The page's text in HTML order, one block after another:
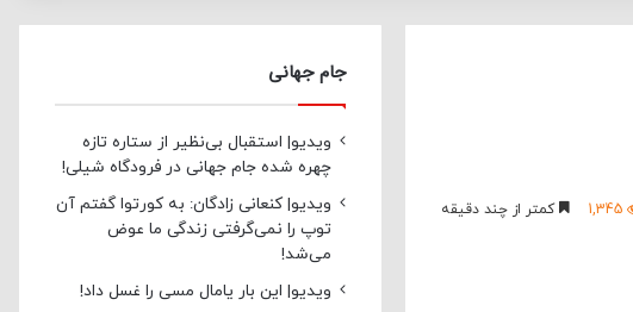
1,345 کمتر از چند دقیقه
جام جهانی
ویدیو| استقبال بی‌نظیر از ستاره تازه
چهره شده جام جهانی در فرودگاه شیلی!
ویدیو| کنعانی زادگان: به کورتوا گفتم آن
توپ را نمی‌گرفتی زندگی ما عوض
می‌شد!
ویدیو| این بار یامال مسی را غسل داد!